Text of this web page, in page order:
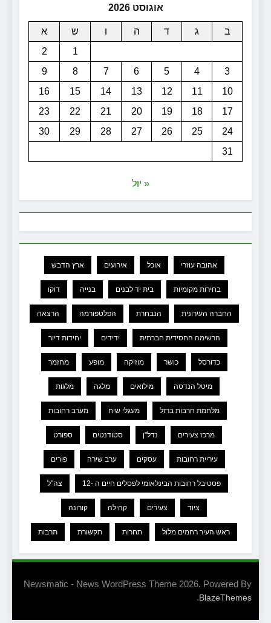
אוגוסט 2026
ב ג ד ה ו ש
א
1
2
3
4
5
6
7
8
9
10
11
12
13
14
15
16
17
18
19
20
21
22
23
24
25
26
27
28
29
30
31
« יול
אהובה עוזרי אוכל אירועים ארץ הדבש
בחירות מקומיות בית יד לבנים בנייה דוקו
החברה העירונית הנבחרת הפלטפורמה הרצאה
הרשימה החסידית חברתית ידידים יחידות דיור
כדורסל כושר מוזיקה מופע מחזמר
מיטל הנדסה מילואים מלגה מלגות
מלחמת חרבות ברזל מעגלי שיח מערב רחובות
מרכז צעירים נדל"ן סטודנטים ספורט
עיריית רחובות עסקים ערב שירה פורים
פסטיבל רחובות הבינלאומי לפסלים חיים ה -12 צה"ל
ציוד צעירים קהילה קורונה
ראש העיר רחמים מלול תחרות תקשורת תרבות
Newsmatic - News WordPress Theme 2026. Powered By
BlazeThemes
.